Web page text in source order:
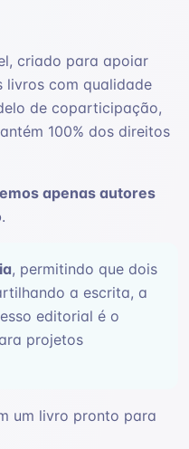
criado para apoiar
livros com qualidade
de coparticipação,
100% dos direitos
apenas autores
.
, permitindo que dois
a escrita, a
editorial é o
projetos
um livro pronto para